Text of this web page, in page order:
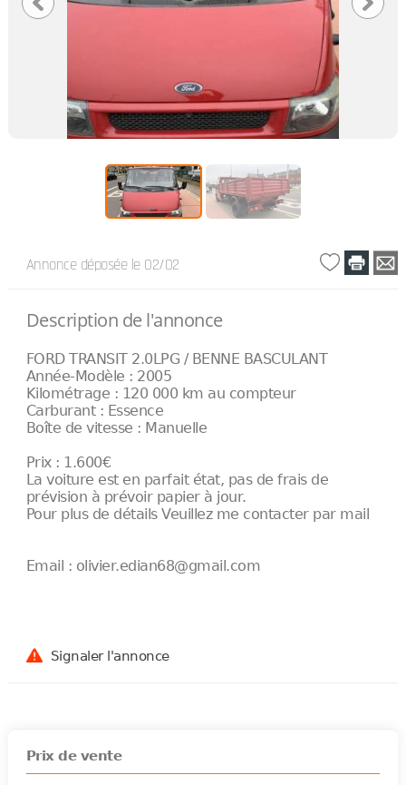
Annonce déposée le 02/02
Description de l'annonce
FORD TRANSIT 2.0LPG / BENNE BASCULANT
Année-Modèle : 2005
Kilométrage : 120 000 km au compteur
Carburant : Essence
Boîte de vitesse : Manuelle
Prix : 1.600€
La voiture est en parfait état, pas de frais de
prévision à prévoir papier à jour.
Pour plus de détails Veuillez me contacter par mail
Email : olivier.edian68@gmail.com
Signaler l'annonce
Prix de vente